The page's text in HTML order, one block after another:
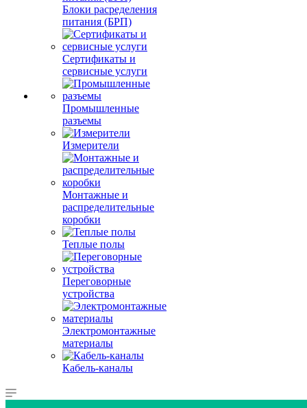
Блоки расределения
питания (БРП)
Сертификаты и
сервисные услуги
Промышленные
разъемы
Измерители
Монтажные и
распределительные
коробки
Теплые полы
Переговорные
устройства
Электромонтажные
материалы
Кабель-каналы